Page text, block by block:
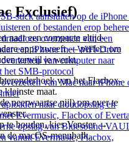
stick aansluiten op de iPhone
of bestanden erop
overzetten van een
een iPhone met WiFi-Drive
van computer naar
het SMB-protocol
van Mac naar iPhone
naar cloudopslag en
Evermusic, Flacbox of
opslag van Bluesound
vanuit Evermusic, Flacbox,
Exclusief)
naar een compacte altijd-
apps zweeft — perfect om
terwijl je werkt.
van het Flacbox-
kleinste maat.
neerwaartse pijl) om over te
te houden, kies Venster →
de macOS-menubalk.